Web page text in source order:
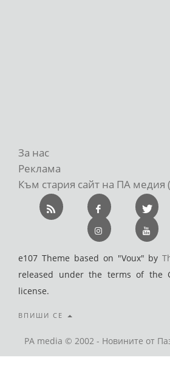
За нас
Реклама
Към стария сайт на ПА медия
e107 Theme based on "Voux" by
released under the terms of the
license.
ВПИШИ СЕ
PA media © 2002 - Новините от